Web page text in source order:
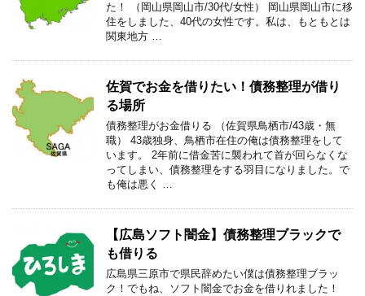
た！ （岡山県岡山市/30代/女性） 岡山県岡山市に移
住をしました、40代の女性です。私は、もともとは
関東地方 …
佐賀でお金を借りたい！債務整理が借り
る場所
債務整理がお金借りる （佐賀県鳥栖市/43歳・無
職） 43歳独身、鳥栖市在住の俺は債務整理をして
います。 2年前に借金苦に襲われて首が回らなくな
ってしまい、債務整理をする羽目になりました。で
も俺は悪く …
【広島ソフト闇金】債務整理ブラックで
も借りる
広島県三原市で県民辞めたい僕は債務整理ブラッ
ク！でもね、ソフト闇金でお金を借りれました！